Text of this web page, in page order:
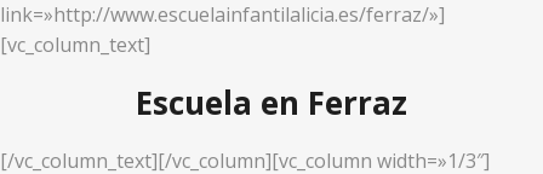
link=»http://www.escuelainfantilalicia.es/ferraz/»]
[vc_column_text]
Escuela en Ferraz
[/vc_column_text][/vc_column][vc_column width=»1/3″]